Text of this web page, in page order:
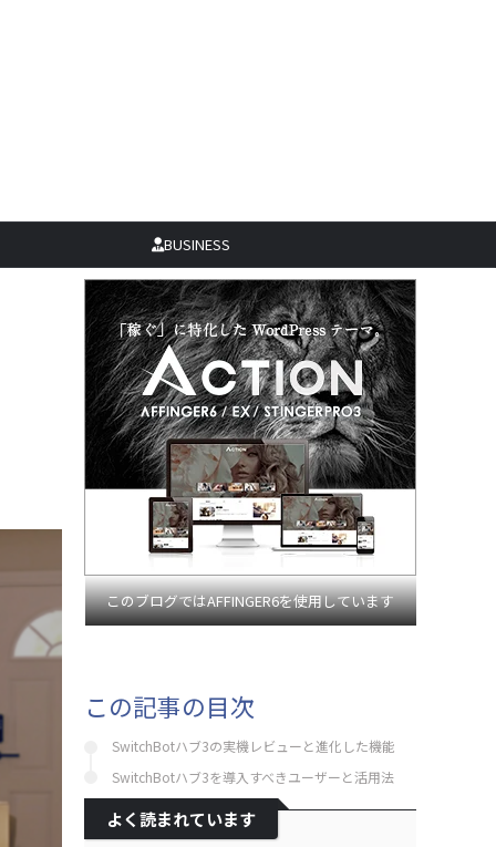
BUSINESS
このブログではAFFINGER6を使用しています
この記事の目次
SwitchBotハブ3の実機レビューと進化した機能
SwitchBotハブ3を導入すべきユーザーと活用法
よく読まれています